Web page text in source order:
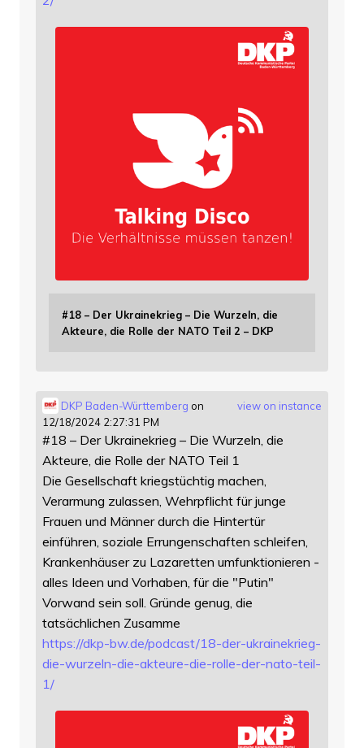
#18 – Der Ukrainekrieg – Die Wurzeln, die
Akteure, die Rolle der NATO Teil 2 – DKP
view on instance
DKP Baden-Württemberg on
12/18/2024 2:27:31 PM
#18 – Der Ukrainekrieg – Die Wurzeln, die
Akteure, die Rolle der NATO Teil 1
Die Gesellschaft kriegstüchtig machen,
Verarmung zulassen, Wehrpflicht für junge
Frauen und Männer durch die Hintertür
einführen, soziale Errungenschaften schleifen,
Krankenhäuser zu Lazaretten umfunktionieren -
alles Ideen und Vorhaben, für die "Putin"
Vorwand sein soll. Gründe genug, die
tatsächlichen Zusamme
https://dkp-bw.de/podcast/18-der-ukrainekrieg-
die-wurzeln-die-akteure-die-rolle-der-nato-teil-
1/